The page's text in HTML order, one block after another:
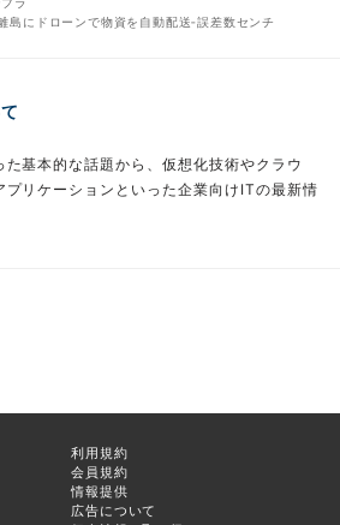
島にドローンで物資を自動配送‐誤差数センチ
基本的な話題から、仮想化技術やクラウ
プリケーションといった企業向けITの最新情
利用規約
会員規約
情報提供
広告について